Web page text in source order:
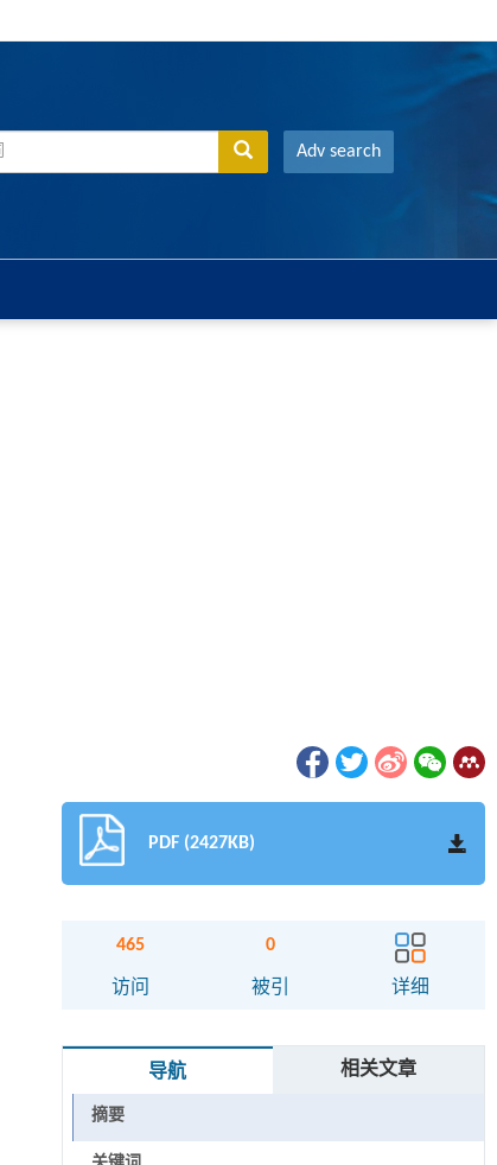
Adv search
PDF (2427KB)
465
访问
0
被引 详细
导航 相关文章
摘要